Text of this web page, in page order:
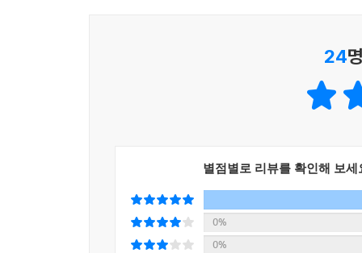
기술보다 더 중요한 ‘편안한 삶을 만드는 기준’을
물건에 마음을 지배당하지 않는 삶. 2026년을
24
별점별로 리뷰를 확인해 보세
0%
0%